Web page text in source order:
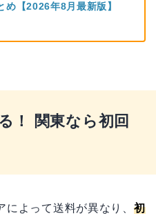
め【2026年8月最新版】
！ 関東なら初回
によって送料が異なり、 初